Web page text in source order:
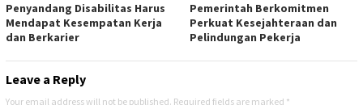
Penyandang Disabilitas Harus
Mendapat Kesempatan Kerja
dan Berkarier
Pemerintah Berkomitmen
Perkuat Kesejahteraan dan
Pelindungan Pekerja
Leave a Reply
Your email address will not be published. Required fields are marked *